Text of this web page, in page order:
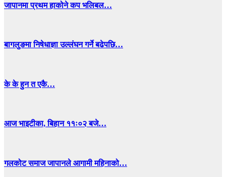
जापानमा प्रथम हाकोने कप भलिबल…
बागलुङमा निषेधाज्ञा उल्लंघन गर्ने बढेपछि…
के के हुन त एकै…
आज भाइटीका, बिहान ११ः०२ बजे…
गलकोट समाज जापानले आगामी महिनाको…